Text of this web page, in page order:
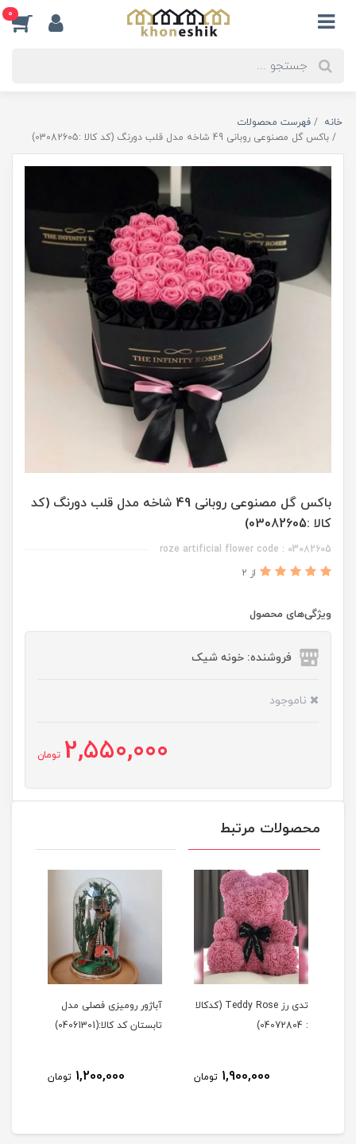
0
خانه
فهرست محصولات
باکس گل مصنوعی روبانی 49 شاخه مدل قلب دورنگ (کد کالا :03082605)
باکس گل مصنوعی روبانی 49 شاخه مدل قلب دورنگ (کد
کالا :03082605)
roze artificial flower code : 03082605
از 2
ویژگی‌های محصول
فروشنده: خونه شیک
ناموجود
2,550,000 تومان
محصولات مرتبط
تدی رز Teddy Rose (کدکالا
: 04072804)
1,900,000 تومان
آباژور رومیزی فصلی مدل
تابستان کد کالا:(04061301)
1,200,000 تومان